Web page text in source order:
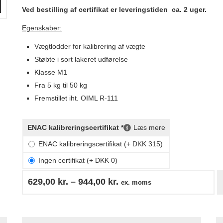
Ved bestilling af certifikat er leveringstiden ca. 2 uger.
Egenskaber:
Vægtlodder for kalibrering af vægte
Støbte i sort lakeret udførelse
Klasse M1
Fra 5 kg til 50 kg
Fremstillet iht. OIML R-111
ENAC kalibreringscertifikat * Læs mere
ENAC kalibreringscertifikat (+ DKK 315)
Ingen certifikat (+ DKK 0)
629,00 kr. – 944,00 kr. ex. moms